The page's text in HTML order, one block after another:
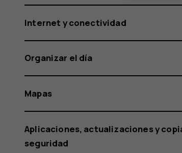
Internet y conectividad
Organizar el día
Mapas
Aplicaciones, actualizaciones y
seguridad